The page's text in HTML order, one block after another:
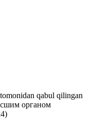
qabul qilingan
органом